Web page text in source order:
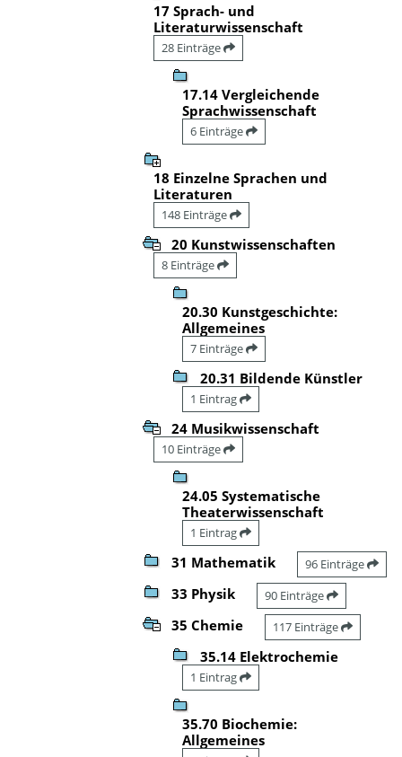
17 Sprach- und
Literaturwissenschaft
28 Einträge
17.14 Vergleichende
Sprachwissenschaft
6 Einträge
18 Einzelne Sprachen und
Literaturen
148 Einträge
20 Kunstwissenschaften
8 Einträge
20.30 Kunstgeschichte:
Allgemeines
7 Einträge
20.31 Bildende Künstler
1 Eintrag
24 Musikwissenschaft
10 Einträge
24.05 Systematische
Theaterwissenschaft
1 Eintrag
31 Mathematik 96 Einträge
33 Physik 90 Einträge
35 Chemie 117 Einträge
35.14 Elektrochemie
1 Eintrag
35.70 Biochemie:
Allgemeines